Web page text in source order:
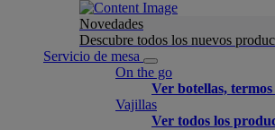
Novedades
Descubre todos los nuevos
Servicio de mesa
On the go
Ver botellas,
Vajillas
Ver todos los